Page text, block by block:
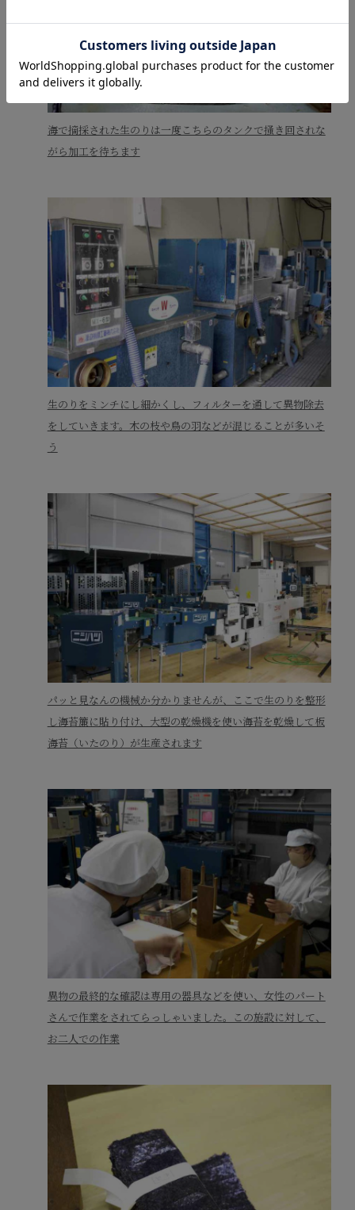
海で摘採された生のりは一度こちらのタンクで掻き回されな
がら加工を待ちます
生のりをミンチにし細かくし、フィルターを通して異物除去
をしていきます。木の枝や鳥の羽などが混じることが多いそ
う
パッと見なんの機械か分かりませんが、ここで生のりを整形
し海苔簾に貼り付け、大型の乾燥機を使い海苔を乾燥して板
海苔（いたのり）が生産されます
異物の最終的な確認は専用の器具などを使い、女性のパート
さんで作業をされてらっしゃいました。この施設に対して、
お二人での作業